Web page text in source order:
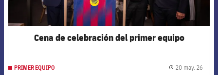
Cena de celebración del primer equipo
PRIMER EQUIPO 20 may. 26